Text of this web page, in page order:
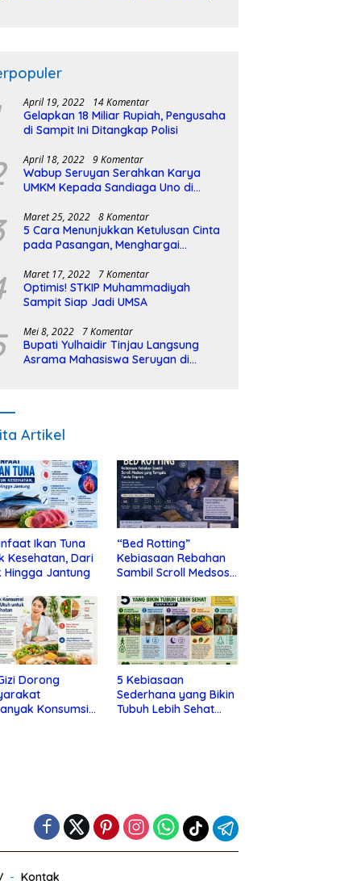
April 19, 2022 14 Komentar
Gelapkan 18 Miliar Rupiah, Pengusaha
di Sampit Ini Ditangkap Polisi
April 18, 2022 9 Komentar
Wabup Seruyan Serahkan Karya
UMKM Kepada Sandiaga Uno di
Maret 25, 2022 8 Komentar
5 Cara Menunjukkan Ketulusan Cinta
pada Pasangan, Menghargai
Maret 17, 2022 7 Komentar
Optimis! STKIP Muhammadiyah
Sampit Siap Jadi UMSA
Mei 8, 2022 7 Komentar
Bupati Yulhaidir Tinjau Langsung
Asrama Mahasiswa Seruyan di
Artikel
Ikan Tuna
Kesehatan, Dari
Hingga Jantung
“Bed Rotting”
Kebiasaan Rebahan
Sambil Scroll Medsos
Depresi
Dorong
Konsumsi
5 Kebiasaan
Sederhana yang Bikin
Tubuh Lebih Sehat
Kontak